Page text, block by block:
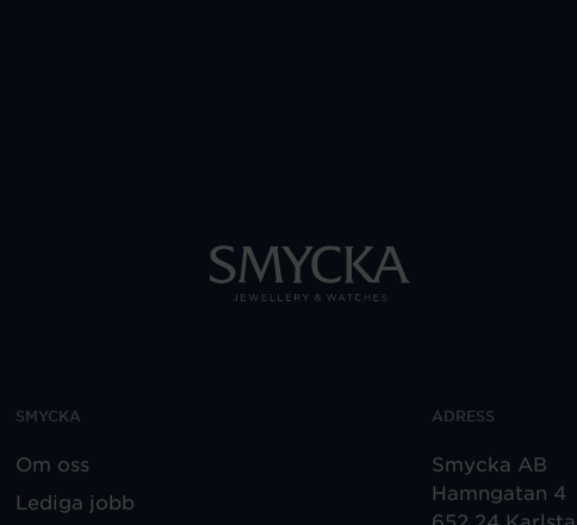
SMYCKA
Om oss
Lediga jobb
ADRESS
Smycka AB
Hamngatan 4
652 24